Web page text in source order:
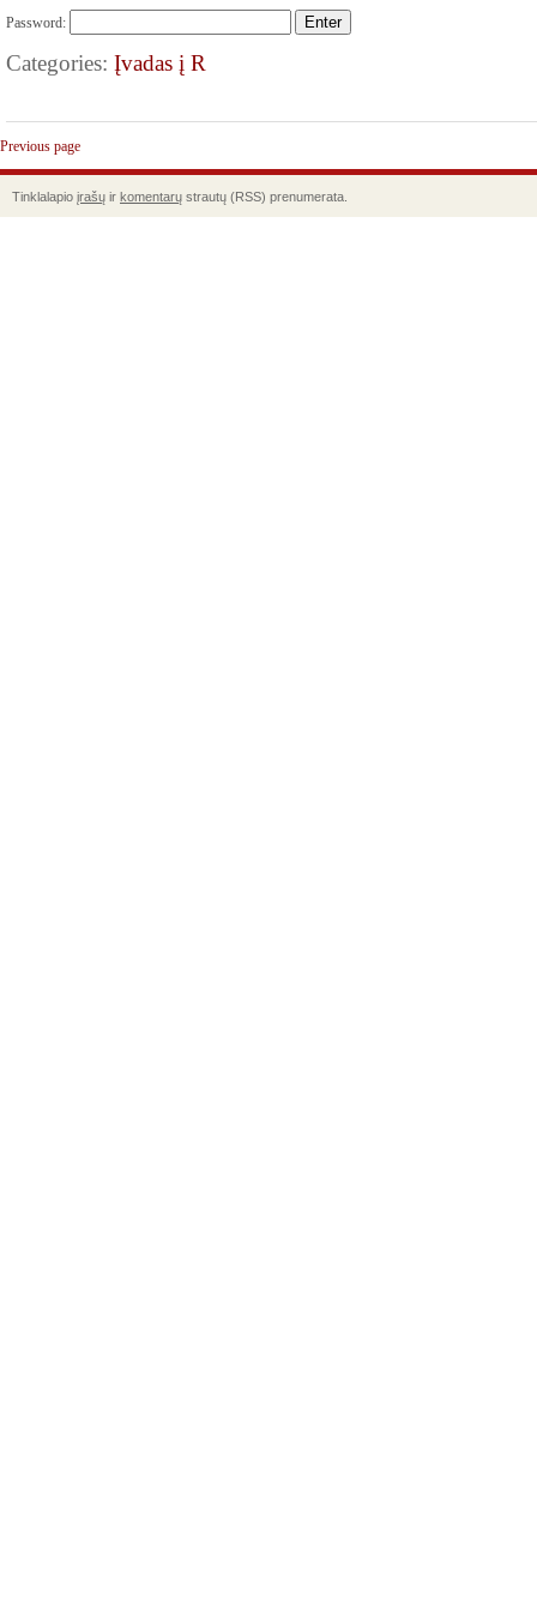
Password:
Categories: Įvadas į R
Previous page
Tinklalapio įrašų ir komentarų strautų (RSS) prenumerata.